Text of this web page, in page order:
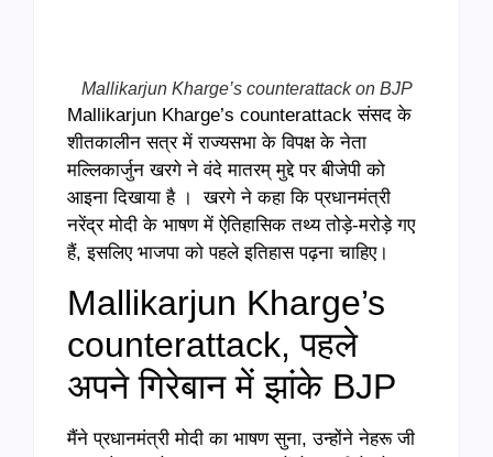
Mallikarjun Kharge’s counterattack on BJP
Mallikarjun Kharge’s counterattack संसद के
शीतकालीन सत्र में राज्यसभा के विपक्ष के नेता
मल्लिकार्जुन खरगे ने वंदे मातरम् मुद्दे पर बीजेपी को
आइना दिखाया है । खरगे ने कहा कि प्रधानमंत्री
नरेंद्र मोदी के भाषण में ऐतिहासिक तथ्य तोड़े-मरोड़े गए
हैं, इसलिए भाजपा को पहले इतिहास पढ़ना चाहिए।
Mallikarjun Kharge’s
counterattack, पहले
अपने गिरेबान में झांके BJP
मैंने प्रधानमंत्री मोदी का भाषण सुना, उन्होंने नेहरू जी